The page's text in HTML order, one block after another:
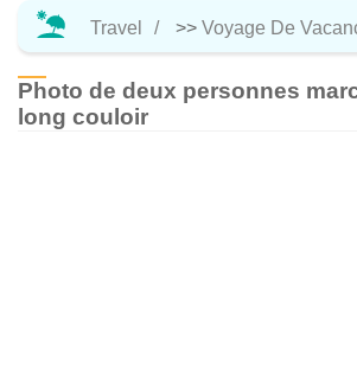
Travel >> Voyage De
Photo de deux personnes
long couloir